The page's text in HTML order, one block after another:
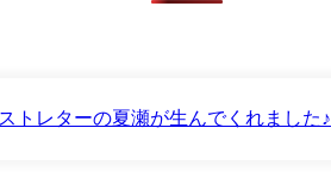
トレターの夏瀬が生んでくれました♪